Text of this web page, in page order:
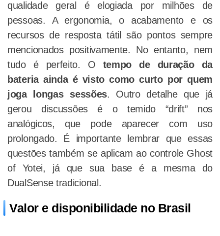
qualidade geral é elogiada por milhões de
pessoas. A ergonomia, o acabamento e os
recursos de resposta tátil são pontos sempre
mencionados positivamente. No entanto, nem
tudo é perfeito. O tempo de duração da
bateria ainda é visto como curto por quem
joga longas sessões. Outro detalhe que já
gerou discussões é o temido “drift” nos
analógicos, que pode aparecer com uso
prolongado. É importante lembrar que essas
questões também se aplicam ao controle Ghost
of Yotei, já que sua base é a mesma do
DualSense tradicional.
Valor e disponibilidade no Brasil